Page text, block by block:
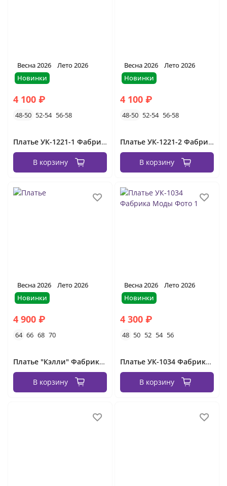
повседневные
платья на выпускной вечер
Весна 2026
Лето 2026
Новинки
4 100 ₽
48-50 52-54 56-58
Платье УК-1221-1 Фабрика Моды
В корзину
Весна 2026
Лето 2026
Новинки
4 100 ₽
48-50 52-54 56-58
Платье УК-1221-2 Фабрика Моды
В корзину
Весна 2026
Лето 2026
Новинки
4 900 ₽
64 66 68 70
Платье "Кэлли" Фабрика Моды
В корзину
Весна 2026
Лето 2026
Новинки
4 300 ₽
48 50 52 54 56
Платье УК-1034 Фабрика Моды
В корзину